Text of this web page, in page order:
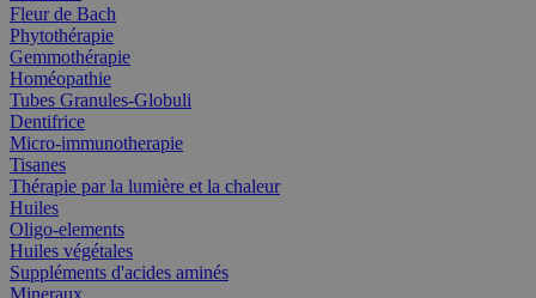
Fleur de Bach
Phytothérapie
Gemmothérapie
Homéopathie
Tubes Granules-Globuli
Dentifrice
Micro-immunotherapie
Tisanes
Thérapie par la lumière et la chaleur
Huiles
Oligo-elements
Huiles végétales
Suppléments d'acides aminés